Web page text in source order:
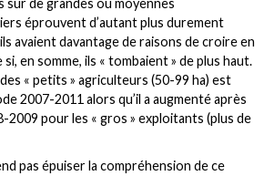
sur de grandes ou moyennes
éprouvent d’autant plus durement
avaient davantage de raisons de croire en
en somme, ils « tombaient » de plus haut.
« petits » agriculteurs (50-99 ha) est
2007-2011 alors qu’il a augmenté après
2009 pour les « gros » exploitants (plus de
pas épuiser la compréhension de ce